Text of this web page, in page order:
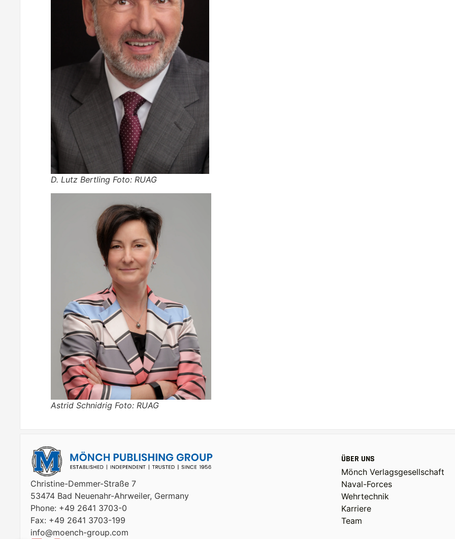
D. Lutz Bertling Foto: RUAG
Astrid Schnidrig Foto: RUAG
Christine-Demmer-Straße 7
53474 Bad Neuenahr-Ahrweiler, Germany
Phone: +49 2641 3703-0
Fax: +49 2641 3703-199
info@moench-group.com
ÜBER UNS
Mönch Verlagsgesellschaft
Naval-Forces
Wehrtechnik
Karriere
Team